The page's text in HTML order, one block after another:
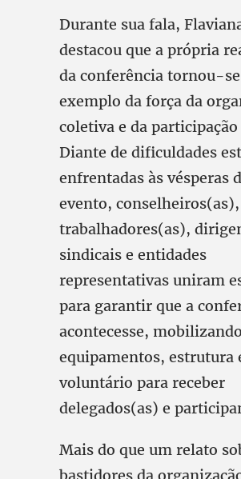
Durante sua fala,
destacou que a própria
da conferência tornou-
exemplo da força da
coletiva e da participação
Diante de dificuldades
enfrentadas às vésperas
evento, conselheiros(as),
trabalhadores(as),
sindicais e entidades
representativas uniram
para garantir que a
acontecesse, mobilizando
equipamentos, estrutura
voluntário para receber
delegados(as) e
Mais do que um relato